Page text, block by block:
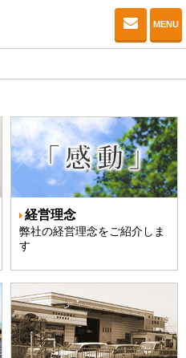
お問
MENU
経営理念
弊社の経営理念をご紹介しま
す